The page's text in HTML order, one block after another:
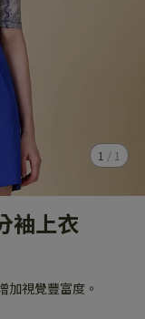
1 / 1
袖上衣
加視覺豐富度。